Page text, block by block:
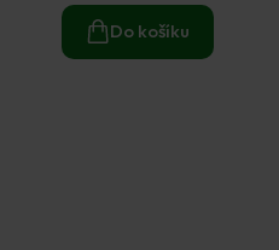
Do košíku